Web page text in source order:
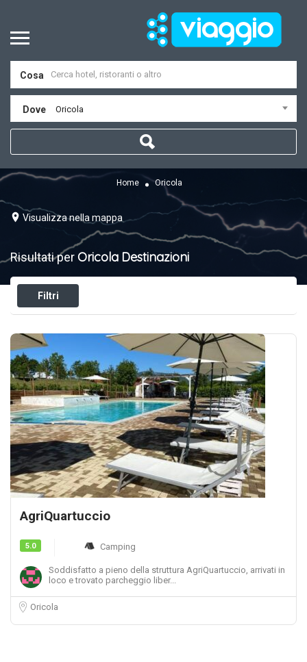
Cosa
Dove Oricola
Home Oricola
Visualizza nella mappa
Risultati perOricola Destinazioni
Filtri
AgriQuartuccio
5.0 Camping
Soddisfatto a pieno della struttura AgriQuartuccio, arrivati in
loco e trovato parcheggio liber...
Oricola